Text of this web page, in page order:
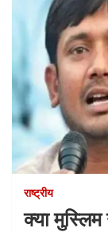
राष्ट्रीय
क्या मुस्लिम